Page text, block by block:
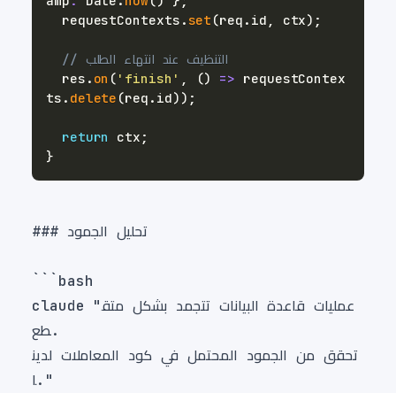
  requestContexts
. set (req . id , ctx) ;
// التنظيف عند انتهاء الطلب
  res
. on ( 'finish' , () => requestContex
ts . delete (req . id) ) ;
return ctx ;
}
claude "عمليات قاعدة البيانات تتجمد بشكل متق
تحقق من الجمود المحتمل في كود المعاملات لدين